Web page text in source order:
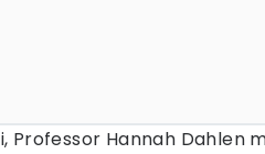
Professor Hannah Dahlen